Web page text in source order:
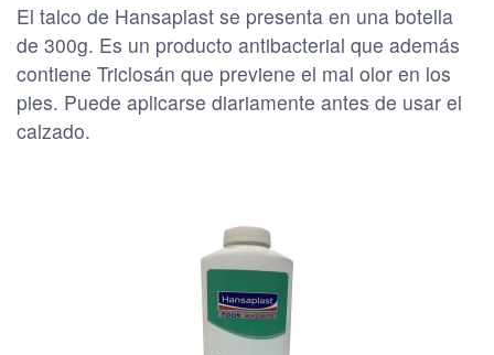
El talco de Hansaplast se presenta en una botella
de 300g. Es un producto antibacterial que además
contiene Triclosán que previene el mal olor en los
pies. Puede aplicarse diariamente antes de usar el
calzado.